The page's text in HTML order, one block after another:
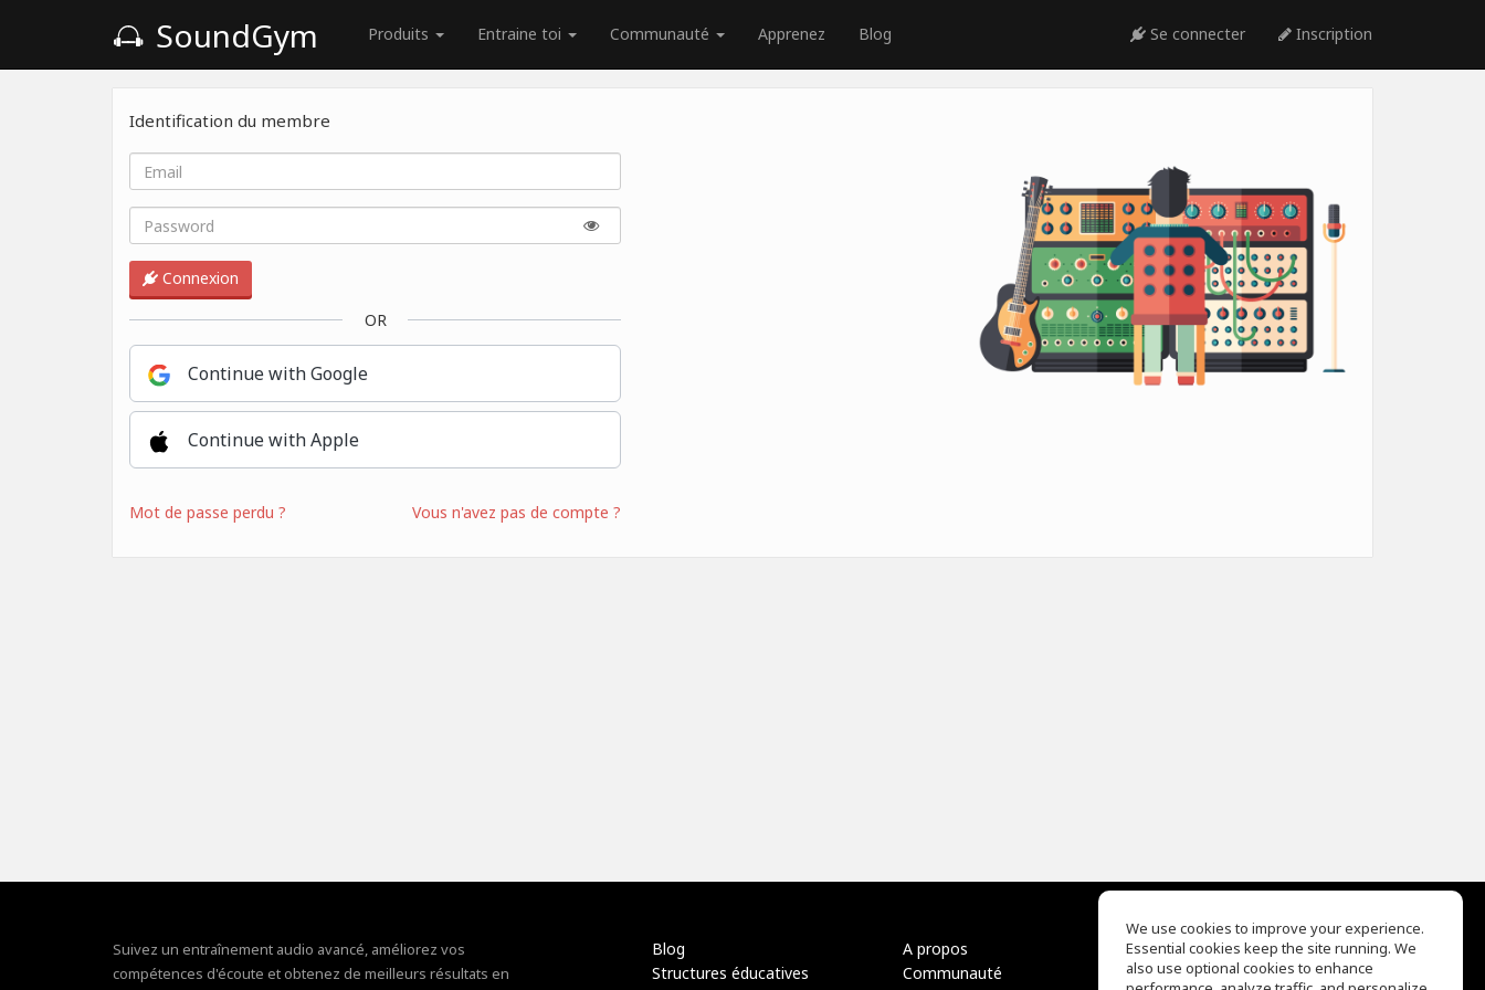
SoundGym Produits Entraine toi Communauté Apprenez Blog Se connecter Inscription
Identification du membre
Connexion
OR
Continue with Google
Continue with Apple
Mot de passe perdu ? Vous n'avez pas de compte ?
Suivez un entraînement audio avancé, améliorez vos
compétences d'écoute et obtenez de meilleurs résultats en
Blog
Structures éducatives
A propos
Communauté
EQ Ear Training
Drum Machine
We use cookies to improve your experience.
Essential cookies keep the site running. We
also use optional cookies to enhance